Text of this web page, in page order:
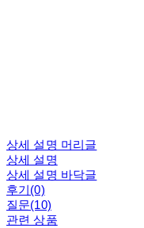
상세 설명 머리글
상세 설명
상세 설명 바닥글
후기(0)
질문(10)
관련 상품